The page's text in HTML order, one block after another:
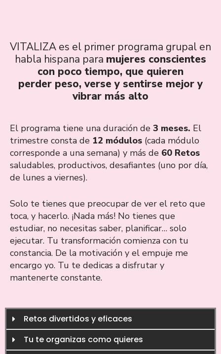
VITALIZA es el primer programa grupal en
habla hispana para mujeres conscientes
con poco tiempo, que quieren
perder peso, verse y sentirse mejor y
vibrar más alto
El programa tiene una duración de 3 meses. El
trimestre consta de 12 módulos (cada módulo
corresponde a una semana) y más de 60 Retos
saludables, productivos, desafiantes (uno por día,
de lunes a viernes).
Solo te tienes que preocupar de ver el reto que
toca, y hacerlo. ¡Nada más! No tienes que
estudiar, no necesitas saber, planificar… solo
ejecutar. Tu transformación comienza con tu
constancia. De la motivación y el empuje me
encargo yo. Tu te dedicas a disfrutar y
mantenerte constante.
Retos divertidos y eficaces
Tu te organizas como quieres